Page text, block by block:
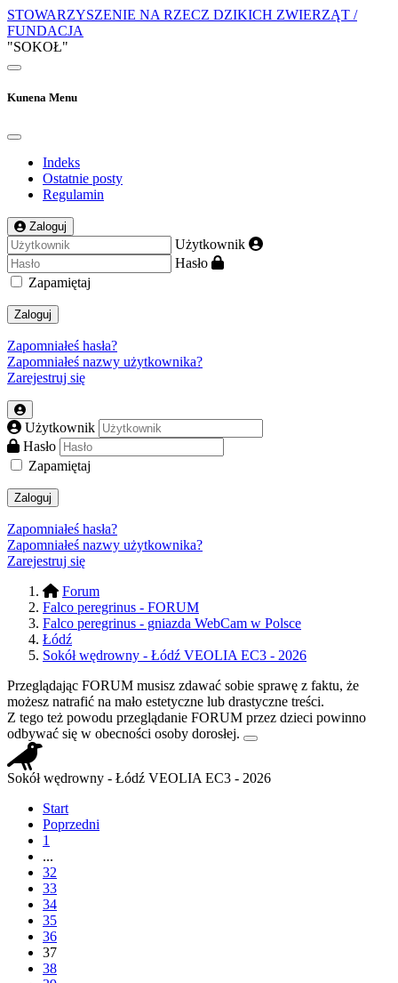
STOWARZYSZENIE NA RZECZ DZIKICH ZWIERZĄT /
FUNDACJA
"SOKOŁ"
Kunena Menu
Indeks
Ostatnie posty
Regulamin
Zaloguj
Użytkownik
Hasło
Zapamiętaj
Zaloguj
Zapomniałeś hasła?
Zapomniałeś nazwy użytkownika?
Zarejestruj się
Użytkownik
Hasło
Zapamiętaj
Zaloguj
Zapomniałeś hasła?
Zapomniałeś nazwy użytkownika?
Zarejestruj się
Forum
Falco peregrinus - FORUM
Falco peregrinus - gniazda WebCam w Polsce
Łódź
Sokół wędrowny - Łódź VEOLIA EC3 - 2026
Przeglądając FORUM musisz zdawać sobie sprawę z faktu, że
możesz natrafić na mało estetyczne lub drastyczne treści.
Z tego też powodu przeglądanie FORUM przez dzieci powinno
odbywać się w obecności osoby dorosłej.
Sokół wędrowny - Łódź VEOLIA EC3 - 2026
Start
Poprzedni
1
...
32
33
34
35
36
37
38